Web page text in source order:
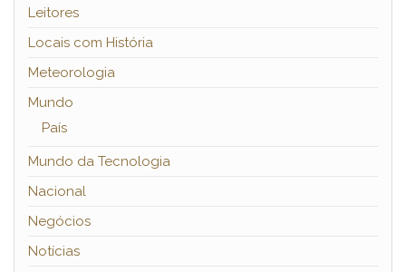
Leitores
Locais com História
Meteorologia
Mundo
País
Mundo da Tecnologia
Nacional
Negócios
Notícias